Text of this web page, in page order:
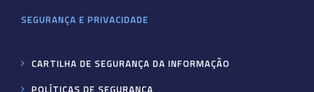
SEGURANÇA E PRIVACIDADE
CARTILHA DE SEGURANÇA DA INFORMAÇÃO